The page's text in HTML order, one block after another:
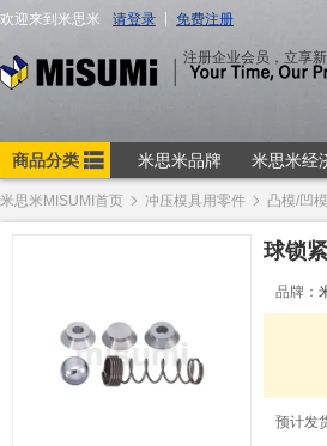
米思米MISUMI首页 冲压模具用零件 凸模/凹模
球锁
品牌：
预计发